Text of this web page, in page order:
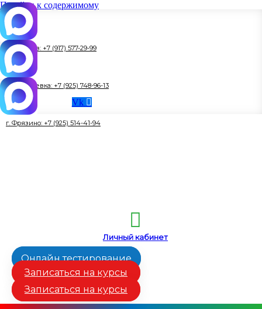
Перейти к содержимому
г. Королёв: +7 (917) 577-29-99
г. Ивантеевка: +7 (925) 748-96-13
г. Фрязино: +7 (925) 514-41-94
Vk
Личный кабинет
Онлайн тестирование
Записаться на курсы
Записаться на курсы